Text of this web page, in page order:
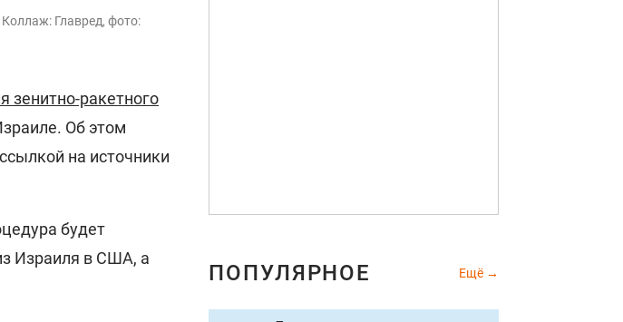
Главред, фото:
зенитно-ракетного
Об этом
на источники
будет
Израиля в США, а
ПОПУЛЯРНОЕ Ещё